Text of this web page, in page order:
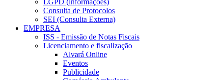
LGPD (informações)
Consulta de Protocolos
SEI (Consulta Externa)
EMPRESA
ISS - Emissão de Notas Fiscais
Licenciamento e fiscalização
Alvará Online
Eventos
Publicidade